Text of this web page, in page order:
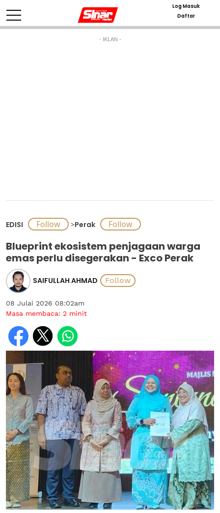
Log Masuk
Daftar
- IKLAN -
EDISI >Perak
Blueprint ekosistem penjagaan warga
emas perlu disegerakan - Exco Perak
SAIFULLAH AHMAD
08 Julai 2026 08:02am
Masa membaca: 2 minit